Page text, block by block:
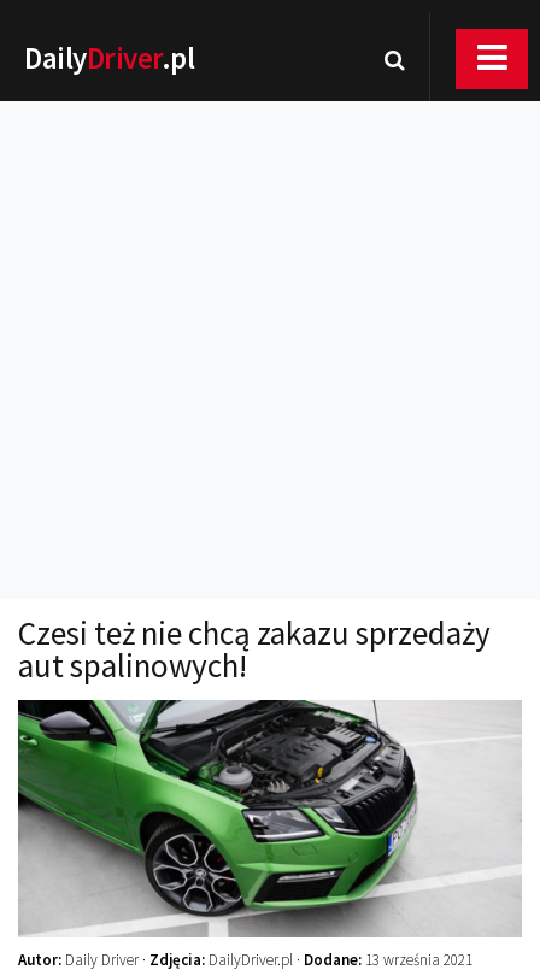
DailyDriver.pl
Technika jazdy
Oświetlenie
Kalkulatory
Przelicznik mocy
Auto z niemiec
Galerie
Czesi też nie chcą zakazu sprzedaży
aut spalinowych!
Autor: Daily Driver · Zdjęcia: DailyDriver.pl · Dodane: 13 września 2021